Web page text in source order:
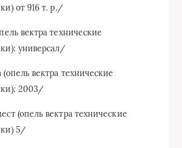
от 916 т. р./
вектра технические
универсал/
вектра технические
2003/
(опель вектра технические
5/